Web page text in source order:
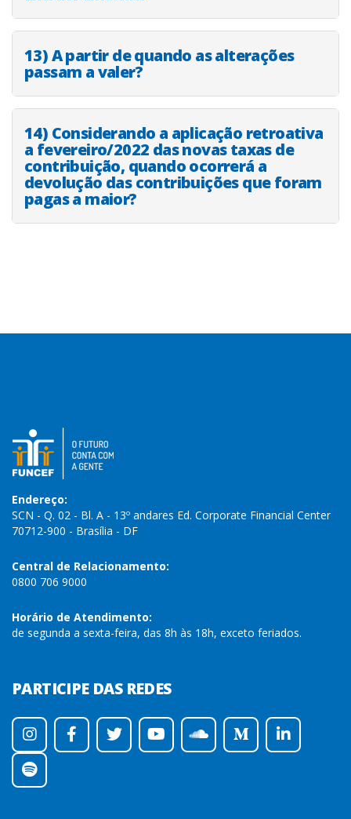
13) A partir de quando as alterações
passam a valer?
14) Considerando a aplicação retroativa
a fevereiro/2022 das novas taxas de
contribuição, quando ocorrerá a
devolução das contribuições que foram
pagas a maior?
Endereço:
SCN - Q. 02 - Bl. A - 13º andares Ed. Corporate Financial Center
70712-900 - Brasília - DF
Central de Relacionamento:
0800 706 9000
Horário de Atendimento:
de segunda a sexta-feira, das 8h às 18h, exceto feriados.
PARTICIPE DAS REDES